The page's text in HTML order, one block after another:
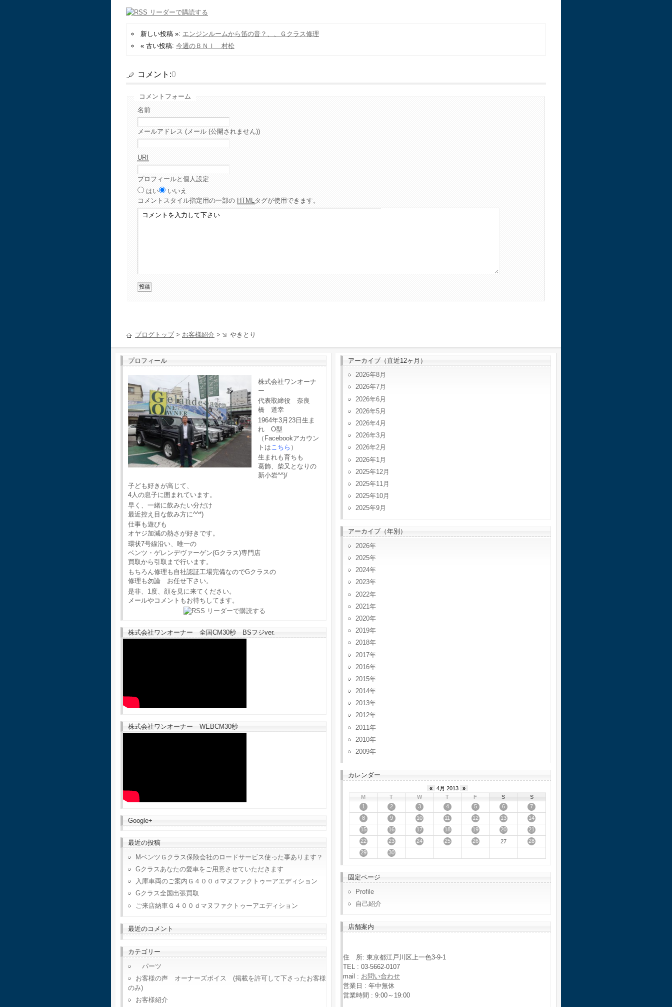
新しい投稿 »: エンジンルームから笛の音？、、Ｇクラス修理
« 古い投稿: 今週のＢＮＩ 村松
コメント:0
コメントフォーム
名前
メールアドレス (メール (公開されません))
URI
プロフィールと個人設定
はい
いいえ
コメント スタイル指定用の一部の HTML タグが使用できます。
ブログトップ> お客様紹介 > やきとり
プロフィール
株式会社ワンオーナ
ー
代表取締役 奈良
橋 道幸
1964年3月23日生ま
れ O型
（Facebookアカウン
トは こちら ）
生まれも育ちも
葛飾、柴又となりの
新小岩^^)/
子ども好きが高じて、
4人の息子に囲まれています。
早く、一緒に飲みたい分だけ
最近控え目な飲み方に^^*)
仕事も遊びも
オヤジ加減の熱さが好きです。
環状7号線沿い、唯一の
ベンツ・ゲレンデヴァーゲン(Gクラス)専門店
買取から引取まで行います。
もちろん修理も自社認証工場完備なのでGクラスの
修理も勿論 お任せ下さい。
是非、1度、顔を見に来てください。
メールやコメントもお待ちしてます。
株式会社ワンオーナー 全国CM30秒 BSフジver.
株式会社ワンオーナー WEBCM30秒
Google+
最近の投稿
MベンツＧクラス保険会社のロードサービス使った事あります？
Gクラスあなたの愛車をご用意させていただきます
入庫車両のご案内Ｇ４００ｄマヌファクトゥーアエディション
Gクラス全国出張買取
ご来店納車Ｇ４００ｄマヌファクトゥーアエディション
最近のコメント
カテゴリー
パーツ
お客様の声 オーナーズボイス (掲載を許可して下さったお客様
のみ)
お客様紹介
アーカイブ（直近12ヶ月）
2026年8月
2026年7月
2026年6月
2026年5月
2026年4月
2026年3月
2026年2月
2026年1月
2025年12月
2025年11月
2025年10月
2025年9月
アーカイブ（年別）
2026
2025
2024
2023
2022
2021
2020
2019
2018
2017
2016
2015
2014
2013
2012
2011
2010
2009
カレンダー
« 4月 2013
»
M
T W T F S
S
1
2 3 4 5 6
7
8
9 10 11 12 13
14
15
16 17 18 19 20
21
22
23 24 25 26 27
28
29
30
固定ページ
Profile
自己紹介
店舗案内
住 所: 東京都江戸川区上一色3-9-1
TEL : 03-5662-0107
mail : お問い合わせ
営業日 : 年中無休
営業時間 : 9:00～19:00